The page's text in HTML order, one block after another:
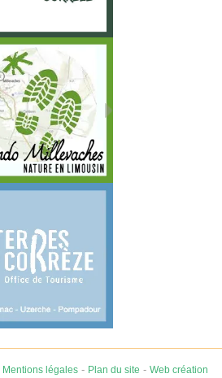
Mentions légales- Plan du site - Web création